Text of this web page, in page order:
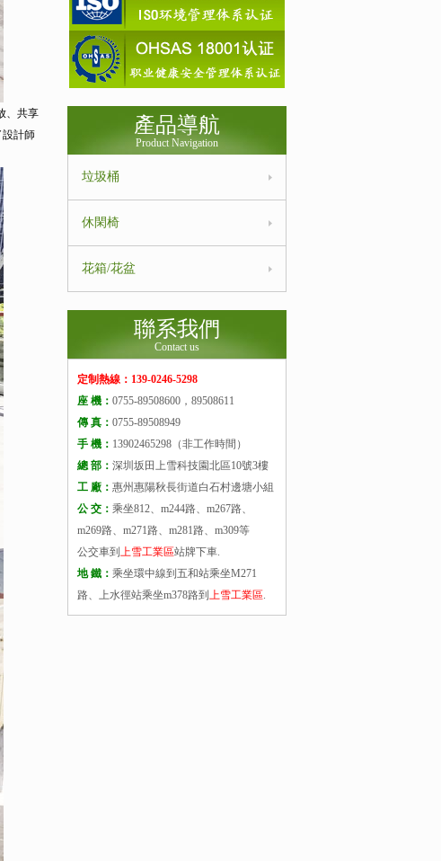
、共享
設計師
產品導航
Product Navigation
垃圾桶
休閑椅
花箱/花盆
聯系我們
Contact us
定制熱線：139-0246-5298
座 機： 0755-89508600，89508611
傳 真： 0755-89508949
手 機： 13902465298（非工作時間）
總 部： 深圳坂田上雪科技園北區10號3樓
工 廠： 惠州惠陽秋長街道白石村邊塘小組
公 交： 乘坐812、m244路、m267路、
m269路、m271路、m281路、m309等
公交車到 上雪工業區站牌下車.
地 鐵： 乘坐環中線到五和站乘坐M271
路、上水徑站乘坐m378路到 上雪工業區.